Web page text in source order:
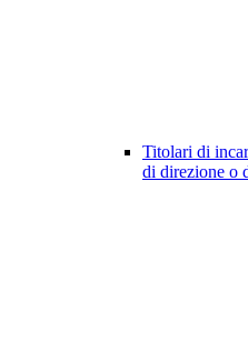
Titolari di
di direzione o